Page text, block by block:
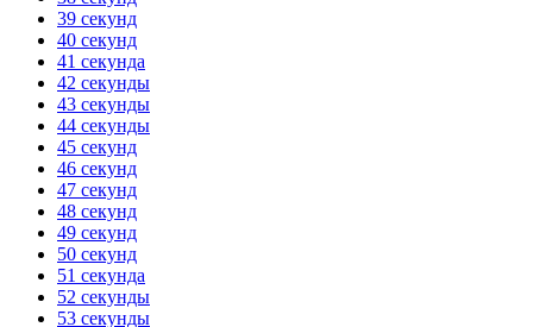
39 секунд
40 секунд
41 секунда
42 секунды
43 секунды
44 секунды
45 секунд
46 секунд
47 секунд
48 секунд
49 секунд
50 секунд
51 секунда
52 секунды
53 секунды